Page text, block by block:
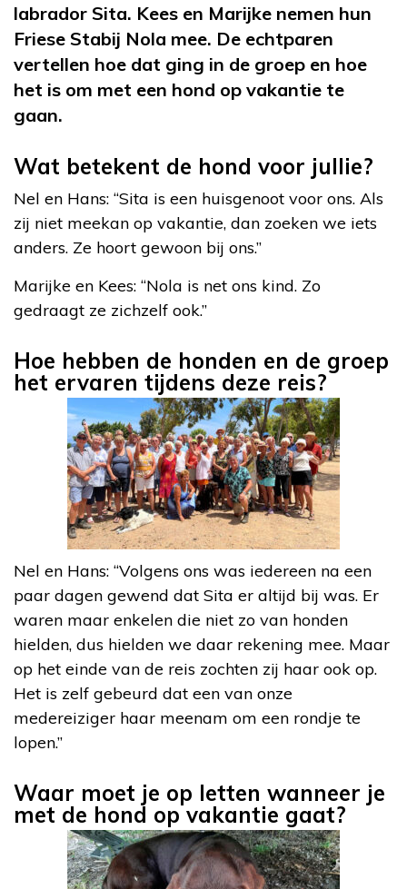
labrador Sita. Kees en Marijke nemen hun
Friese Stabij Nola mee. De echtparen
vertellen hoe dat ging in de groep en hoe
het is om met een hond op vakantie te
gaan.
Wat betekent de hond voor jullie?
Nel en Hans: “Sita is een huisgenoot voor ons. Als
zij niet meekan op vakantie, dan zoeken we iets
anders. Ze hoort gewoon bij ons.”
Marijke en Kees: “Nola is net ons kind. Zo
gedraagt ze zichzelf ook.”
Hoe hebben de honden en de groep
het ervaren tijdens deze reis?
Nel en Hans: “Volgens ons was iedereen na een
paar dagen gewend dat Sita er altijd bij was. Er
waren maar enkelen die niet zo van honden
hielden, dus hielden we daar rekening mee. Maar
op het einde van de reis zochten zij haar ook op.
Het is zelf gebeurd dat een van onze
medereiziger haar meenam om een rondje te
lopen.”
Waar moet je op letten wanneer je
met de hond op vakantie gaat?